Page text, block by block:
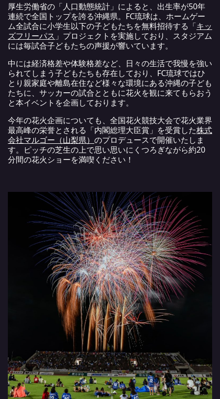
厚生労働省の「人口動態統計」によると、出生率が50年
連続で全国トップを誇る沖縄県。FC琉球は、ホームゲー
ム全試合に小学生以下の子どもたちを無料招待する「キッ
ズフリーパス 」プロジェクトを実施しており、スタジアム
には毎試合子どもたちの声援が響いています。
中には経済格差や体験格差など、日々の生活で我慢を強い
られてしまう子どもたちも存在しており、FC琉球ではひ
とり親家庭や離島在住など様々な環境にある沖縄の子ども
たちに、サッカーの試合とともに花火を観に来てもらおう
と本イベントを企画しております。
今年の花火企画についても、全国花火競技大会で花火業界
最高峰の栄誉とされる「内閣総理大臣賞」を受賞した株式
会社マルゴー（山梨県） のプロデュースで開催いたしま
す。ピッチの芝生の上で思い思いにくつろぎながら約20
分間の花火ショーを満喫ください！